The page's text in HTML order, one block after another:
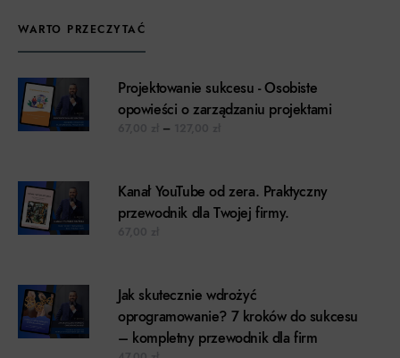
WARTO PRZECZYTAĆ
Projektowanie sukcesu - Osobiste
opowieści o zarządzaniu projektami
–
Kanał YouTube od zera. Praktyczny
przewodnik dla Twojej firmy.
Jak skutecznie wdrożyć
oprogramowanie? 7 kroków do sukcesu
– kompletny przewodnik dla firm